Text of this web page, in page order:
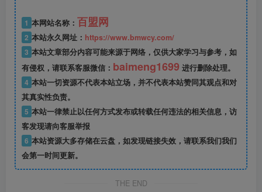
1 本网站名称： 百盟网
2 本站永久网址： https://www.bmwcy.com/
3 本站文章部分内容可能来源于网络，仅供大家学习与参考，如
有侵权，请联系客服微信： baimeng1699 进行删除处理。
4 本站一切资源不代表本站立场，并不代表本站赞同其观点和对
其真实性负责。
5 本站一律禁止以任何方式发布或转载任何违法的相关信息，访
客发现请向客服举报
6 本站资源大多存储在云盘，如发现链接失效，请联系我们我们
会第一时间更新。
THE END